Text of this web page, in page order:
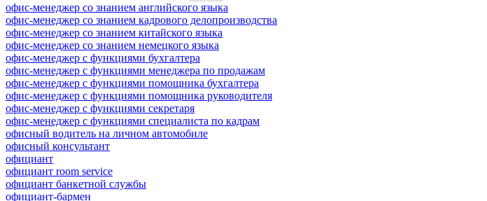
офис-менеджер со знанием английского языка
офис-менеджер со знанием кадрового делопроизводства
офис-менеджер со знанием китайского языка
офис-менеджер со знанием немецкого языка
офис-менеджер с функциями бухгалтера
офис-менеджер с функциями менеджера по продажам
офис-менеджер с функциями помощника бухгалтера
офис-менеджер с функциями помощника руководителя
офис-менеджер с функциями секретаря
офис-менеджер с функциями специалиста по кадрам
офисный водитель на личном автомобиле
офисный консультант
официант
официант room service
официант банкетной службы
официант-бармен